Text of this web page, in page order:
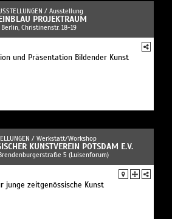
/ Ausstellung
PROJEKTRAUM
Berlin, Christinenstr. 18-19
und Präsentation Bildender Kunst
/ Werkstatt/Workshop
KUNSTVEREIN POTSDAM E.V.
5 (Luisenforum)
junge zeitgenössische Kunst